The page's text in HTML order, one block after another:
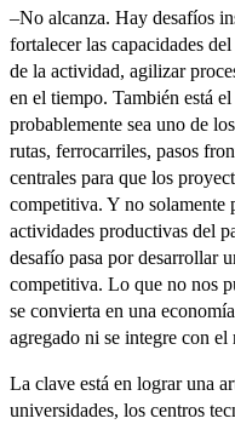
–No alcanza. Hay desafíos
fortalecer las capacidades
de la actividad, agilizar
en el tiempo. También está
probablemente sea uno de
rutas, ferrocarriles, pasos
centrales para que los
competitiva. Y no solamente
actividades productivas del
desafío pasa por desarrollar
competitiva. Lo que no nos
se convierta en una
agregado ni se integre con
La clave está en lograr una
universidades, los centros